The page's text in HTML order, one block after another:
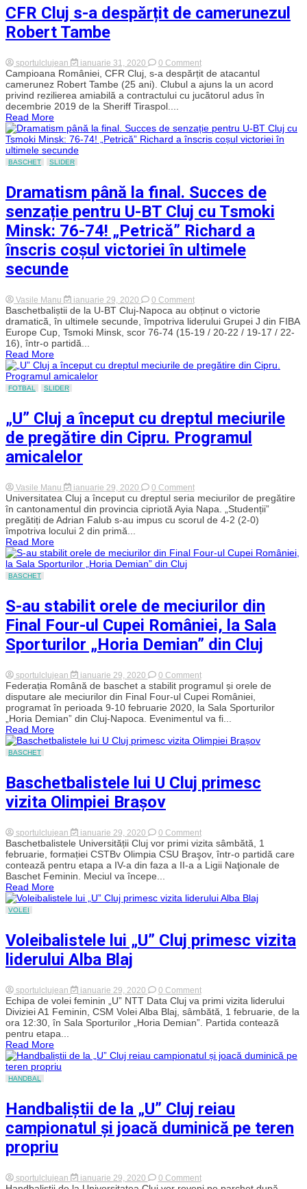
Grecia.
Fosta
lui
Arlauskis,
spaniolul
Jesús
plecat
de
la
revenit
la
Panaitolikos!
CFR Cluj s-a despărțit de camerunezul
Robert Tambe
sportulclujean ianuarie 31, 2020 0 Commenton
CFR
Cluj
s-
a
camerunezul
Robert
Campioana României, CFR Cluj, s-a despărțit de atacantul
camerunez Robert Tambe (25 ani). Clubul a ajuns la un acord
privind rezilierea amiabilă a contractului cu jucătorul adus în
decembrie 2019 de la Sheriff Tiraspol....
Read More
BASCHET SLIDER
Dramatism până la final. Succes de
senzație pentru U-BT Cluj cu Tsmoki
Minsk: 76-74! „Petrică” Richard a
înscris coșul victoriei în ultimele
secunde
Vasile Manu ianuarie 29, 2020 0 Commenton
Dramatism
până
la
final.
senzație
cu
Tsmoki
Minsk:
76-
înscris
coșul
victoriei
în
Baschetbaliștii de la U-BT Cluj-Napoca au obținut o victorie
dramatică, în ultimele secunde, împotriva liderului Grupei J din FIBA
Europe Cup, Tsmoki Minsk, scor 76-74 (15-19 / 20-22 / 19-17 / 22-
16), într-o partidă...
Read More
FOTBAL SLIDER
„U” Cluj a început cu dreptul meciurile
de pregătire din Cipru. Programul
amicalelor
Vasile Manu ianuarie 29, 2020 0 Commenton
„U”
Cluj
a
început
meciurile
Programul
amicalelor
Universitatea Cluj a început cu dreptul seria meciurilor de pregătire
în cantonamentul din provincia cipriotă Ayia Napa. „Studenții”
pregătiți de Adrian Falub s-au impus cu scorul de 4-2 (2-0)
împotriva locului 2 din primă...
Read More
BASCHET
S-au stabilit orele de meciurilor din
Final Four-ul Cupei României, la Sala
Sporturilor „Horia Demian” din Cluj
sportulclujean ianuarie 29, 2020 0 Commenton
S-
au
stabilit
orele
de
din
Cupei
României,
„Horia
Demian”
din
Cluj
Federația Română de baschet a stabilit programul și orele de
disputare ale meciurilor din Final Four-ul Cupei României,
programat în perioada 9-10 februarie 2020, la Sala Sporturilor
„Horia Demian” din Cluj-Napoca. Evenimentul va fi...
Read More
BASCHET
Baschetbalistele lui U Cluj primesc
vizita Olimpiei Brașov
sportulclujean ianuarie 29, 2020 0 Commenton
Baschetbalistele
lui
U
Cluj
Olimpiei
Baschetbalistele Universității Cluj vor primi vizita sâmbătă, 1
februarie, formației CSTBv Olimpia CSU Braşov, într-o partidă care
contează pentru etapa a IV-a din faza a II-a a Ligii Naţionale de
Baschet Feminin. Meciul va începe...
Read More
VOLEI
Voleibalistele lui „U” Cluj primesc vizita
liderului Alba Blaj
sportulclujean ianuarie 29, 2020 0 Commenton
Voleibalistele
lui
„U”
Cluj
liderului
Echipa de volei feminin „U” NTT Data Cluj va primi vizita liderului
Diviziei A1 Feminin, CSM Volei Alba Blaj, sâmbătă, 1 februarie, de la
ora 12:30, în Sala Sporturilor „Horia Demian”. Partida contează
pentru etapa...
Read More
HANDBAL
Handbaliștii de la „U” Cluj reiau
campionatul și joacă duminică pe teren
propriu
sportulclujean ianuarie 29, 2020 0 Commenton
Handbaliștii